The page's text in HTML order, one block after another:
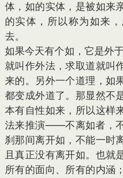
体，如的实体，是被如来
的实体，所以称为如来
去。
如果今天有个如，它是外
就叫作外法，求取道就叫
来的。另外一个道理，如
都变成外道了。那显然不
本有自性如来，所以这样
法来推演——不离如者，
刹那间离开如，不能一时
且真正没有离开如。也就
所有的面向、所有的内涵